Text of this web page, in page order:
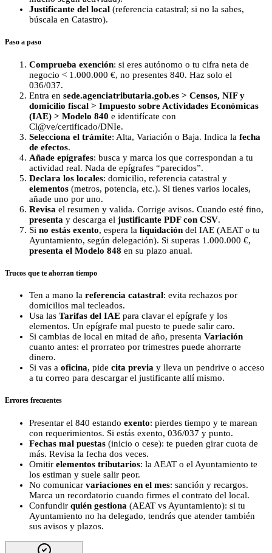
Justificante del local (referencia catastral; si no la sabes,
búscala en Catastro).
Paso a paso
Comprueba exención: si eres autónomo o tu cifra neta de
negocio < 1.000.000 €, no presentes 840. Haz solo el
036/037.
Entra en sede.agenciatributaria.gob.es > Censos, NIF y
domicilio fiscal > Impuesto sobre Actividades Económicas
(IAE) > Modelo 840 e identifícate con
Cl@ve/certificado/DNIe.
Selecciona el trámite: Alta, Variación o Baja. Indica la fecha
de efectos.
Añade epígrafes: busca y marca los que correspondan a tu
actividad real. Nada de epígrafes “parecidos”.
Declara los locales: domicilio, referencia catastral y
elementos (metros, potencia, etc.). Si tienes varios locales,
añade uno por uno.
Revisa el resumen y valida. Corrige avisos. Cuando esté fino,
presenta y descarga el justificante PDF con CSV.
Si no estás exento, espera la liquidación del IAE (AEAT o tu
Ayuntamiento, según delegación). Si superas 1.000.000 €,
presenta el Modelo 848 en su plazo anual.
Trucos que te ahorran tiempo
Ten a mano la referencia catastral: evita rechazos por
domicilios mal tecleados.
Usa las Tarifas del IAE para clavar el epígrafe y los
elementos. Un epígrafe mal puesto te puede salir caro.
Si cambias de local en mitad de año, presenta Variación
cuanto antes: el prorrateo por trimestres puede ahorrarte
dinero.
Si vas a oficina, pide cita previa y lleva un pendrive o acceso
a tu correo para descargar el justificante allí mismo.
Errores frecuentes
Presentar el 840 estando exento: pierdes tiempo y te marean
con requerimientos. Si estás exento, 036/037 y punto.
Fechas mal puestas (inicio o cese): te pueden girar cuota de
más. Revisa la fecha dos veces.
Omitir elementos tributarios: la AEAT o el Ayuntamiento te
los estiman y suele salir peor.
No comunicar variaciones en el mes: sanción y recargos.
Marca un recordatorio cuando firmes el contrato del local.
Confundir quién gestiona (AEAT vs Ayuntamiento): si tu
Ayuntamiento no ha delegado, tendrás que atender también
sus avisos y plazos.